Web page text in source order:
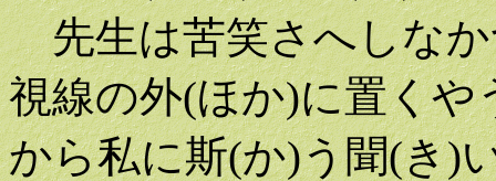
先生は苦笑さへしなか
視線の外(ほか)に置く
から私に斯(か)う聞(き)